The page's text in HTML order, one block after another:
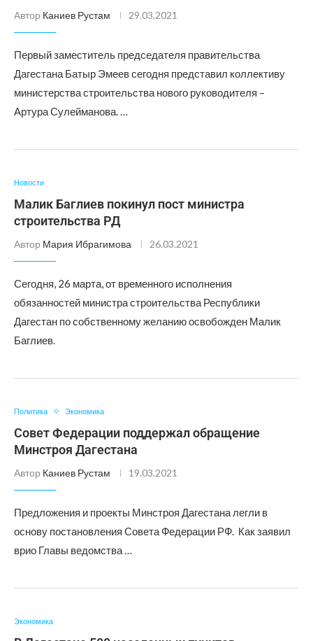
Автор Каниев Рустам 29.03.2021
Первый заместитель председателя правительства
Дагестана Батыр Эмеев сегодня представил коллективу
министерства строительства нового руководителя –
Артура Сулейманова. …
Новости
Малик Баглиев покинул пост министра
строительства РД
Автор Мария Ибрагимова 26.03.2021
Сегодня, 26 марта, от временного исполнения
обязанностей министра строительства Республики
Дагестан по собственному желанию освобожден Малик
Баглиев.
Политика Экономика
Совет Федерации поддержал обращение
Минстроя Дагестана
Автор Каниев Рустам 19.03.2021
Предложения и проекты Минстроя Дагестана легли в
основу постановления Совета Федерации РФ. Как заявил
врио Главы ведомства …
Экономика